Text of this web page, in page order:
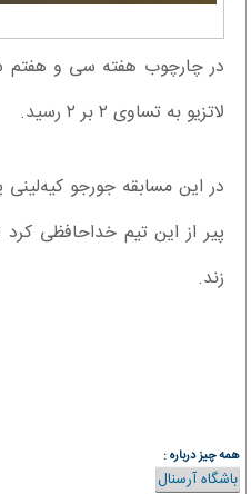
در چارچوب هفته سی و هفتم
لاتزیو به تساوی ۲ بر ۲ رسید.
پیر از این تیم خداحافظی
زند.
همه چیز درباره :
باشگاه آرسنال